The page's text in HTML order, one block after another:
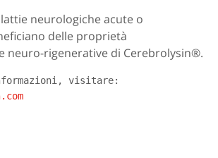
neurologiche acute o
delle proprietà
neuro-rigenerative di Cerebrolysin®.